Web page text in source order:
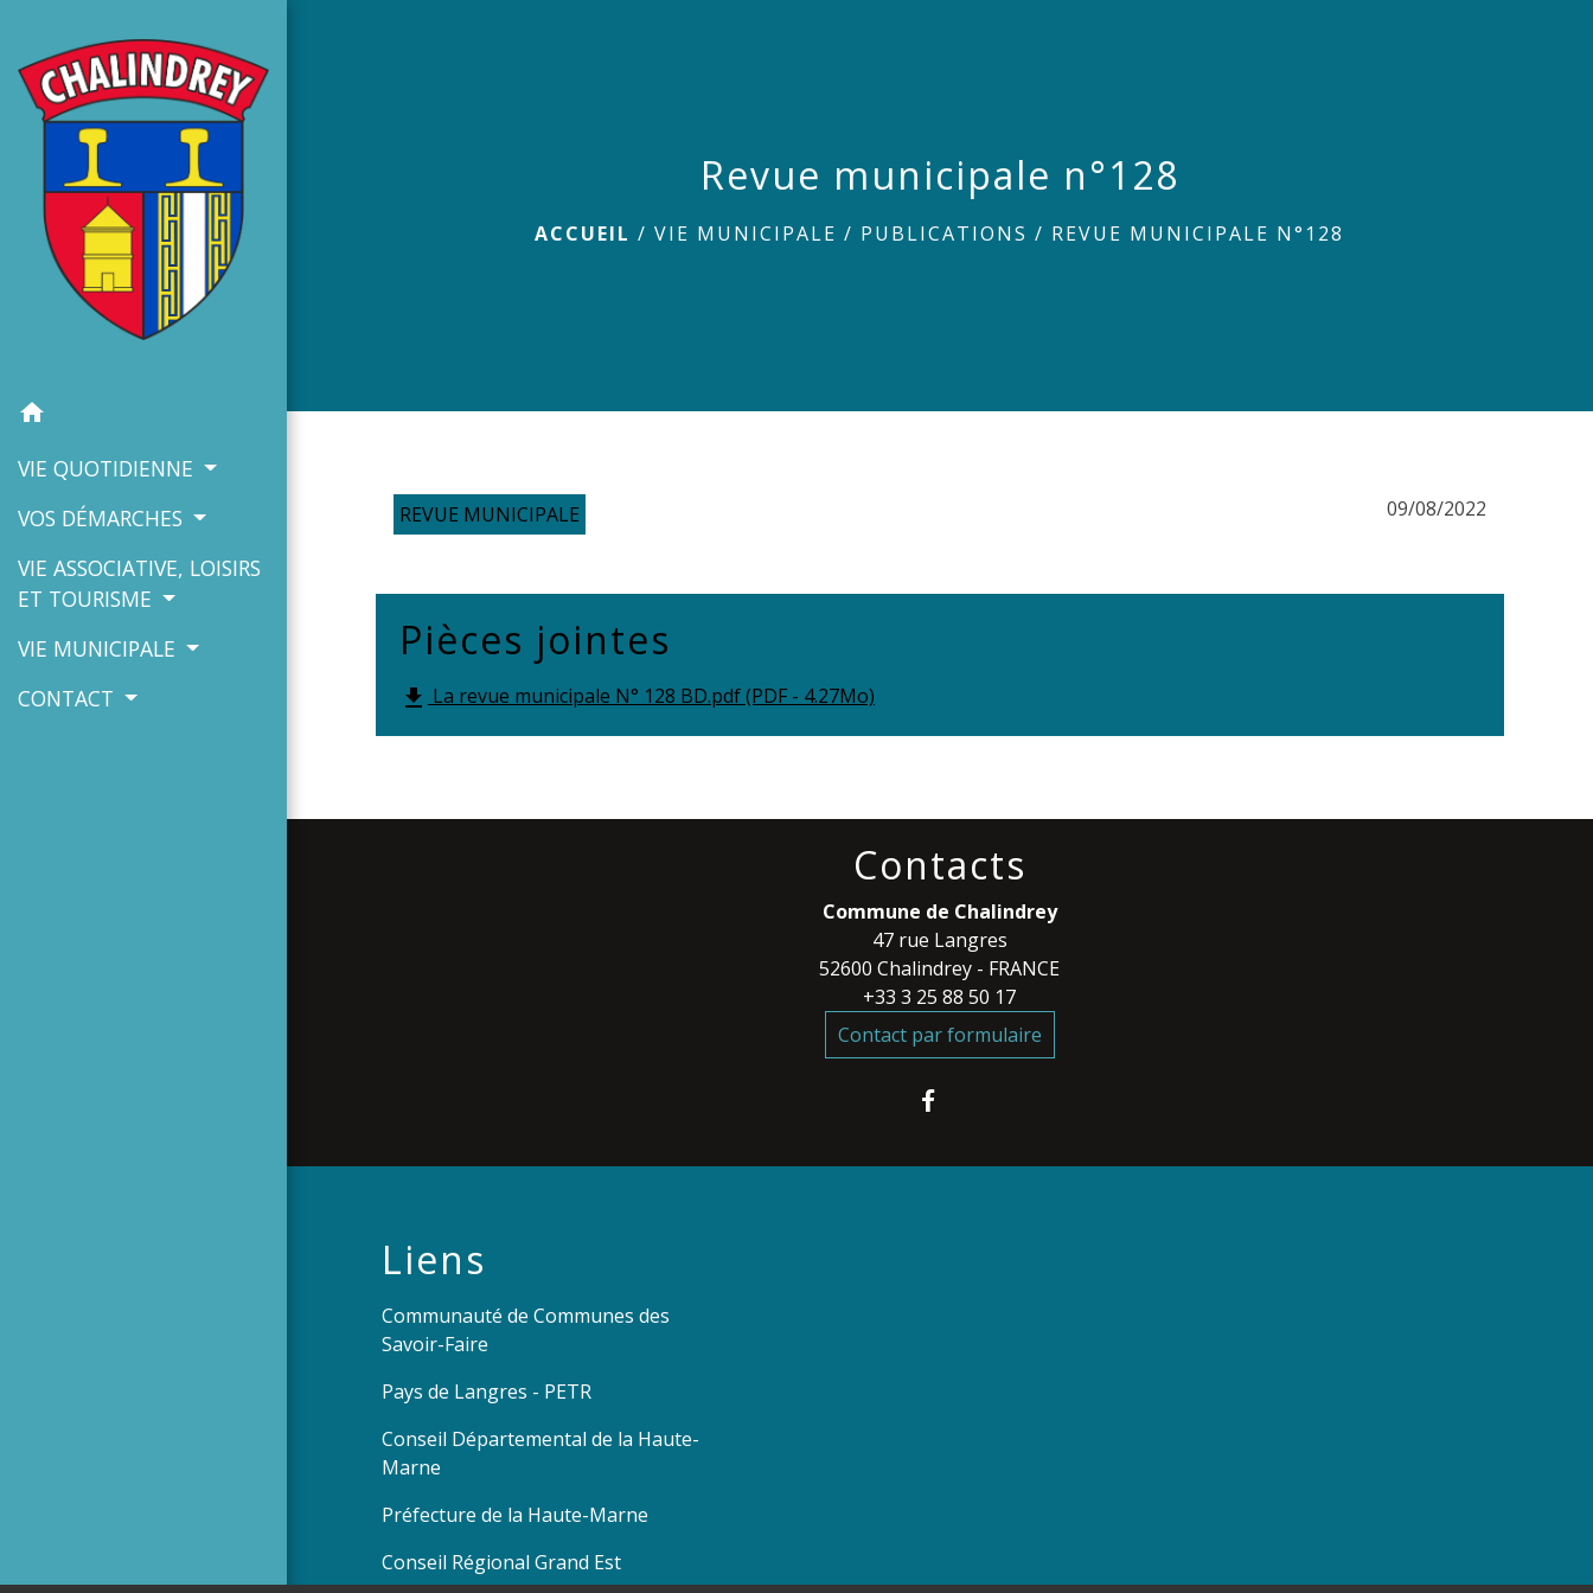
home
VIE QUOTIDIENNE
VOS DÉMARCHES
VIE ASSOCIATIVE, LOISIRS
ET TOURISME
VIE MUNICIPALE
CONTACT
Revue municipale n°128
ACCUEIL /VIE MUNICIPALE / PUBLICATIONS / REVUE MUNICIPALE N°128
REVUE MUNICIPALE 09/08/2022
Pièces jointes
file_download La revue municipale N° 128 BD.pdf (PDF - 4.27Mo)
Contacts
Commune de Chalindrey
47 rue Langres
52600 Chalindrey - FRANCE
+33 3 25 88 50 17
Contact par formulaire
Liens
Communauté de Communes des
Savoir-Faire
Pays de Langres - PETR
Conseil Départemental de la Haute-
Marne
Préfecture de la Haute-Marne
Conseil Régional Grand Est